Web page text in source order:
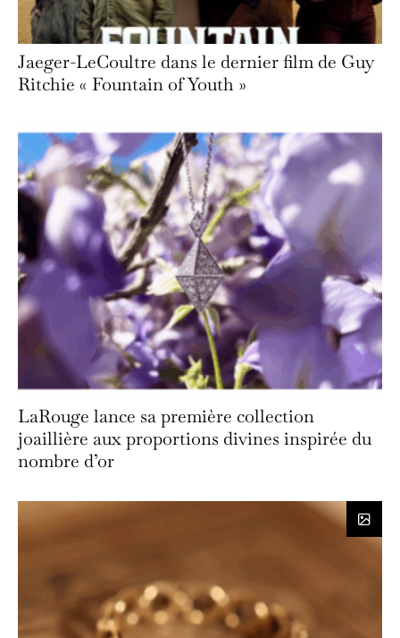
Jaeger-LeCoultre dans le dernier film de Guy
Ritchie « Fountain of Youth »
LaRouge lance sa première collection
joaillière aux proportions divines inspirée du
nombre d’or